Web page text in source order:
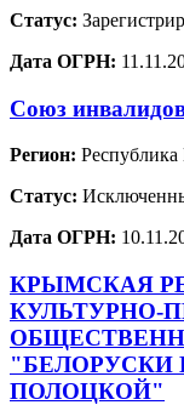
Статус:
Дата ОГРН:
Союз
Регион:
Статус:
Дата ОГРН:
КРЫМСКАЯ
КУЛЬТУРНО-
ПОЛОЦКОЙ"